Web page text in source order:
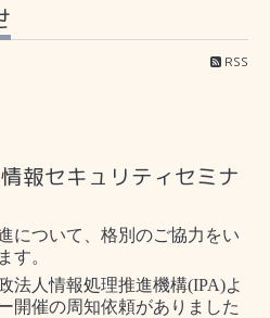
RSS
報セキュリティセミナ
について、格別のご協力をい
す。
法人情報処理推進機構(IPA)よ
開催の周知依頼がありました